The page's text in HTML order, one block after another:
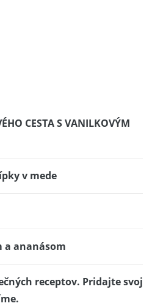
CESTA S VANILKOVÝM
v mede
a ananásom
receptov. Pridajte svoj